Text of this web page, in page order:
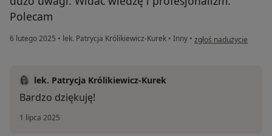
Polecam
6 lutego 2025 • lek. Patrycja Królikiewicz-Kurek • Inny • w opinii użytkownika
zgłoś nadużycie
lek. Patrycja Królikiewicz-Kurek
Bardzo dziękuję!
1 lipca 2025